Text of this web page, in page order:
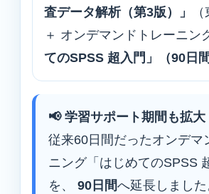
査データ解析（第3版）」
＋ オンデマンドトレーニン
てのSPSS 超入門」（90日間
📢 学習サポート期間も拡大
従来60日間だったオンデマ
ニング「はじめてのSPSS
を、 90日間へ延長しまし